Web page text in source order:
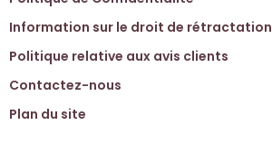
Information sur le droit de rétractation
Politique relative aux avis clients
Contactez-nous
Plan du site